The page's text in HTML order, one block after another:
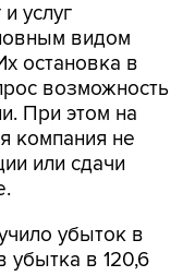
услуг
видом
остановка в
возможность
При этом на
компания не
или сдачи
убыток в
убытка в 120,6